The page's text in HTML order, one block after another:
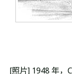
[照片] 1948 年，